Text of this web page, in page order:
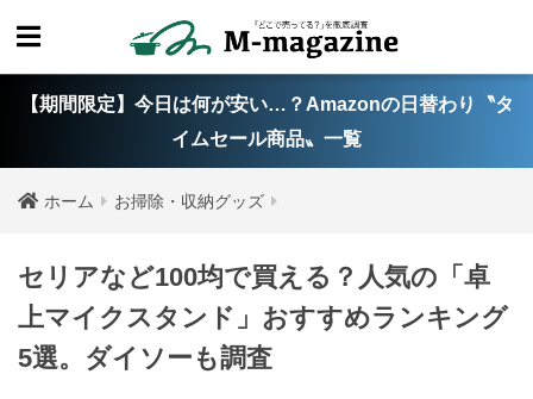
【期間限定】今日は何が安い…？Amazonの日替わり〝タ
イムセール商品〟一覧
ホーム お掃除・収納グッズ
セリアなど100均で買える？人気の「卓
上マイクスタンド」おすすめランキング
5選。ダイソーも調査